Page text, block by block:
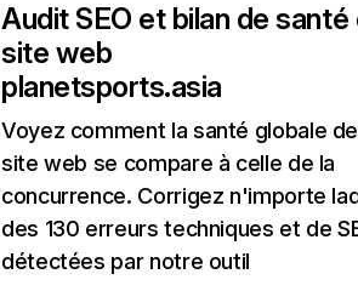
Audit SEO et bilan de santé
site web
planetsports.asia
Voyez comment la santé globale
site web se compare à celle de la
concurrence. Corrigez n'importe
des 130 erreurs techniques et de
détectées par notre outil